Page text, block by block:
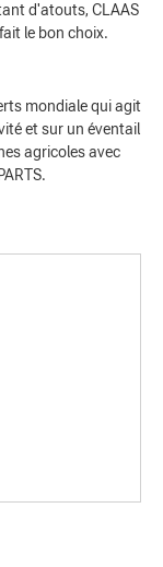
d'atouts, CLAAS
le bon choix.
mondiale qui agit
et sur un éventail
agricoles avec